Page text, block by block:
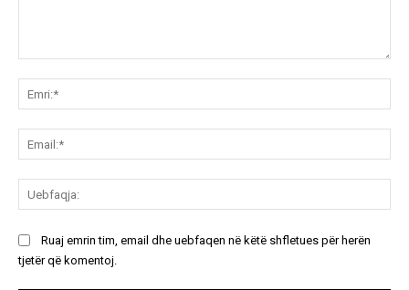
Ruaj emrin tim, email dhe uebfaqen në këtë shfletues për herën
tjetër që komentoj.